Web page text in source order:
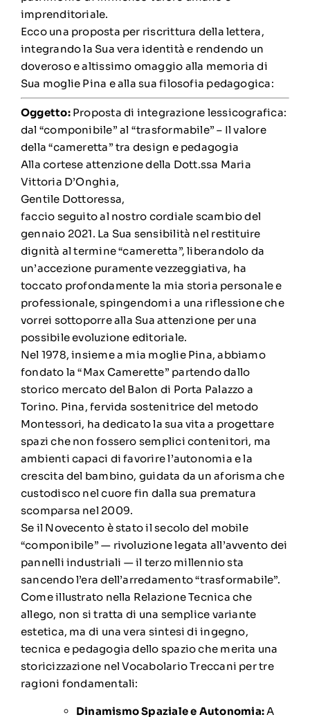
imprenditoriale.
Ecco una proposta per riscrittura della lettera,
integrando la Sua vera identità e rendendo un
doveroso e altissimo omaggio alla memoria di
Sua moglie Pina e alla sua filosofia pedagogica:
Oggetto:Proposta di integrazione lessicografica:
dal “componibile” al “trasformabile” – Il valore
della “cameretta” tra design e pedagogia
Alla cortese attenzione della Dott.ssa Maria
Vittoria D’Onghia,
Gentile Dottoressa,
faccio seguito al nostro cordiale scambio del
gennaio 2021. La Sua sensibilità nel restituire
dignità al termine “cameretta”, liberandolo da
un’accezione puramente vezzeggiativa, ha
toccato profondamente la mia storia personale e
professionale, spingendomi a una riflessione che
vorrei sottoporre alla Sua attenzione per una
possibile evoluzione editoriale.
Nel 1978, insieme a mia moglie Pina, abbiamo
fondato la “Max Camerette” partendo dallo
storico mercato del Balon di Porta Palazzo a
Torino. Pina, fervida sostenitrice del metodo
Montessori, ha dedicato la sua vita a progettare
spazi che non fossero semplici contenitori, ma
ambienti capaci di favorire l’autonomia e la
crescita del bambino, guidata da un aforisma che
custodisco nel cuore fin dalla sua prematura
scomparsa nel 2009.
Se il Novecento è stato il secolo del mobile
“componibile” — rivoluzione legata all’avvento dei
pannelli industriali — il terzo millennio sta
sancendo l’era dell’arredamento “trasformabile”.
Come illustrato nella Relazione Tecnica che
allego, non si tratta di una semplice variante
estetica, ma di una vera sintesi di ingegno,
tecnica e pedagogia dello spazio che merita una
storicizzazione nel Vocabolario Treccani per tre
ragioni fondamentali:
Dinamismo Spaziale e Autonomia:A